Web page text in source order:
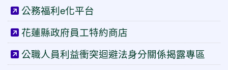
公務福利e化平台
花蓮縣政府員工特約商店
公職人員利益衝突迴避法身分關係揭露專區